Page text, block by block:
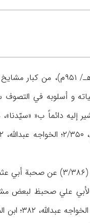
الحسن بن أحمد الکاتب
۱۰؛ فصیح، ۱(۲)/۳۱۹؛ دولتشاه،
تحدث السلمي (ص ۵۰۵) و الخواجه
علي صحبظ لبعض